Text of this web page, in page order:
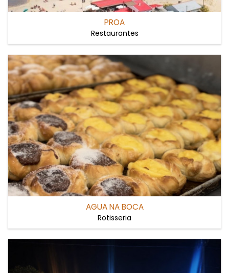
PROA
Restaurantes
AGUA NA BOCA
Rotisseria